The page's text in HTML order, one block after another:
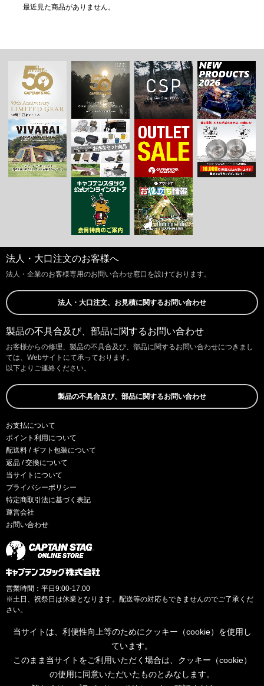
最近見た商品がありません。
法人・大口注文のお客様へ
法人・企業のお客様専用のお問い合わせ窓口を設けております。
法人・大口注文、お見積に関するお問い合わせ
製品の不具合及び、部品に関するお問い合わせ
お客様からの修理、製品の不具合及び、部品に関するお問い合わせにつきまし
ては、Webサイトにて承っております。
以下よりご連絡ください。
製品の不具合及び、部品に関するお問い合わせ
お支払について
ポイント利用について
配送料 / ギフト包装について
返品 / 交換について
当サイトについて
プライバシーポリシー
特定商取引法に基づく表記
運営会社
お問い合わせ
営業時間：平日9:00-17:00
※土日、祝祭日は休業となります。配送等の対応もできませんのでご了承くだ
さい。
© CAPTAINSTAG Co.Ltd.
当サイトは、利便性向上等のためにクッキー（cookie）を使用し
ています。
このまま当サイトをご利用いただく場合は、クッキー（cookie）
の使用に同意いただいたものとみなします。